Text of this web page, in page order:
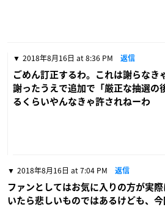
2018年8月16日 at 8:36 PM 返信
ごめん訂正するわ。これは謝らなき
謝ったうえで追加で「厳正な抽選の
るくらいやんなきゃ許されねーわ
2018年8月16日 at 7:04 PM 返信
ファンとしてはお気に入りの方が実
いたら悲しいものではあるけども、